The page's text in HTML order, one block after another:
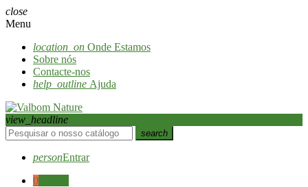
close
Menu
location_on Onde Estamos
Sobre nós
Contacte-nos
help_outline Ajuda
view_headline
search
personEntrar
0